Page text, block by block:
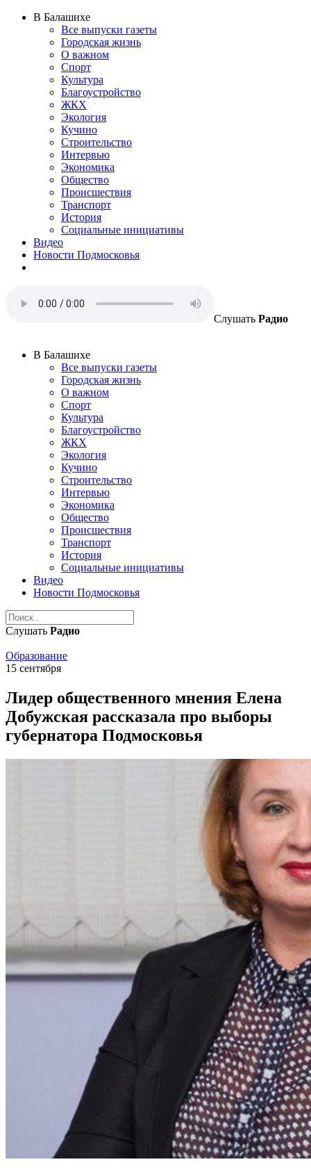
В Балашихе
Все выпуски газеты
Городская жизнь
О важном
Спорт
Культура
Благоустройство
ЖКХ
Экология
Кучино
Строительство
Интервью
Экономика
Общество
Происшествия
Транспорт
История
Социальные инициативы
Видео
Новости Подмосковья
Слушать Радио
В Балашихе
Все выпуски газеты
Городская жизнь
О важном
Спорт
Культура
Благоустройство
ЖКХ
Экология
Кучино
Строительство
Интервью
Экономика
Общество
Происшествия
Транспорт
История
Социальные инициативы
Видео
Новости Подмосковья
Слушать Радио
Образование
15 сентября
Лидер общественного мнения Елена
Добужская рассказала про выборы
губернатора Подмосковья